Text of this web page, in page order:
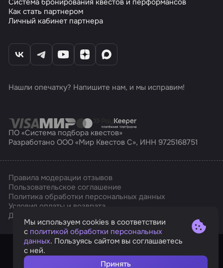
Система бронирования квестов и перформансов
Как стать партнером
Личный кабинет партнера
Нашли опечатку? Напишите нам, и мы исправим!
ПО «Система подбора квестов»
Разработано ООО «Мир Квестов С», ИНН 9725168751
Правила модерации отзывов
Пользовательское соглашение
Политика обработки персональных данных
Условия оплаты и возврата
Дизайн
Мы используем cookies в соответствии
с политикой обработки персональных
данных. Пользуясь сайтом вы соглашаетесь
с ней.
Принять